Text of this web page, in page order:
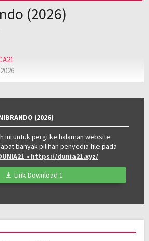
(2026)
(2026)
ini untuk pergi ke halaman website
banyak pilihan penyedia file pada
» https://dunia21.xyz/
Link Download 1